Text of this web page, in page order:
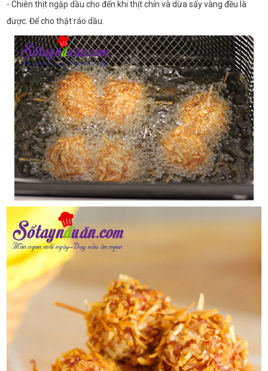
- Chiên thịt ngập dầu cho đến khi thịt chín và dừa sấy vàng đều là
được. Để cho thật ráo dầu.